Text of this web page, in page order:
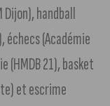
Dijon), handball
échecs (Académie
(HMDB 21), basket
et escrime